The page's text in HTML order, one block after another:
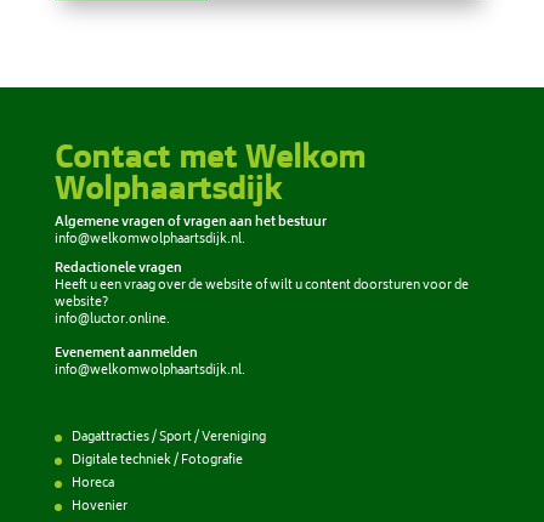
Contact met Welkom
Wolphaartsdijk
Algemene vragen of vragen aan het bestuur
info@welkomwolphaartsdijk.nl.
Redactionele vragen
Heeft u een vraag over de website of wilt u content doorsturen voor de
website?
info@luctor.online.
Evenement aanmelden
info@welkomwolphaartsdijk.nl.
Dagattracties / Sport / Vereniging
Digitale techniek / Fotografie
Horeca
Hovenier